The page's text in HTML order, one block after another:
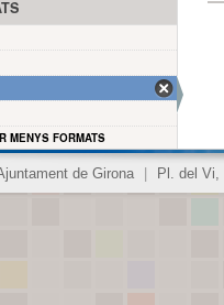
MENYS FORMATS
de Girona Pl. del Vi,